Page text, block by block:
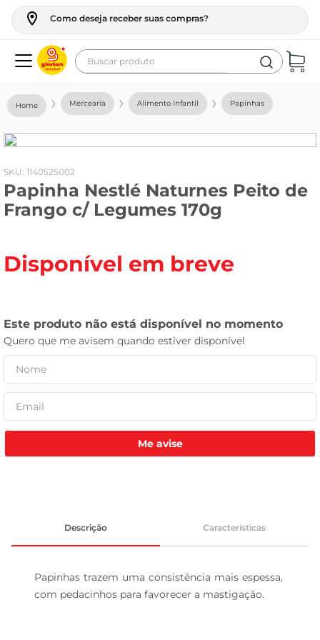
Como deseja receber suas compras?
Buscar produto
Mercearia Alimento Infantil Papinhas
: 1140525002
Papinha Nestlé Naturnes Peito de
Frango c/ Legumes 170g
Disponível em breve
Me avise
Descrição Características
Papinhas trazem uma consistência mais espessa,
com pedacinhos para favorecer a mastigação.
geladeira
fogao
café
cerveja
vinho
leite pó